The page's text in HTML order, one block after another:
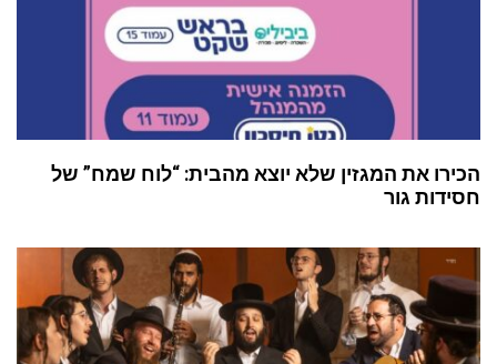
הכירו את המגזין שלא יוצא מהבית: “לוח שמח” של
חסידות גור